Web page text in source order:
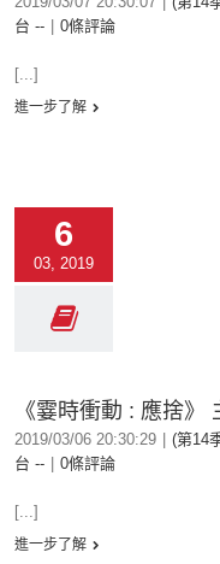
台 --
0條評論
[...]
進一步了解
6
03, 2019
《霎時衝動 : 應捨》
2019/03/06 20:30:29 (第14
台 --
0條評論
[...]
進一步了解